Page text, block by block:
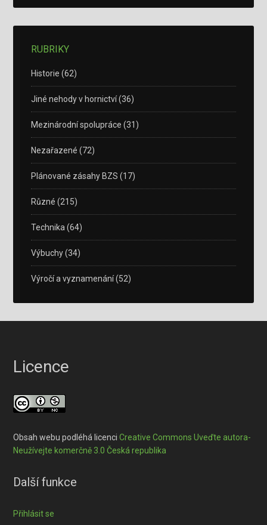
RUBRIKY
Historie (62)
Jiné nehody v hornictví(36)
Mezinárodní spolupráce (31)
Nezařazené (72)
Plánované zásahy BZS (17)
Různé (215)
Technika (64)
Výbuchy(34)
Výročí a vyznamenání(52)
Licence
Obsah webu podléhá licenciCreative Commons Uveďte autora-
Neužívejte komerčně 3.0 Česká republika
Další funkce
Přihlásit se